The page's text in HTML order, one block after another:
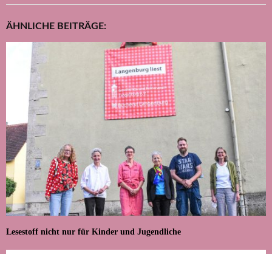
ÄHNLICHE BEITRÄGE:
Lesestoff nicht nur für Kinder und Jugendliche